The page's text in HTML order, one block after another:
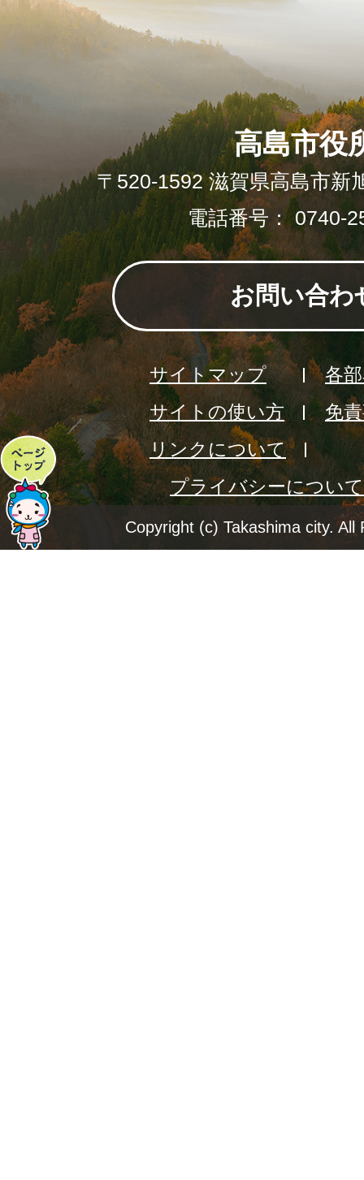
ペ
ー
ジ
高島市役
〒520-1592 滋賀県高島市新
電話番号： 0740-
お問い合わ
サイトマップ
各
サイトの使い方
免
リンクについて
プライバシーについて
Copyright (c) Takashima city. All